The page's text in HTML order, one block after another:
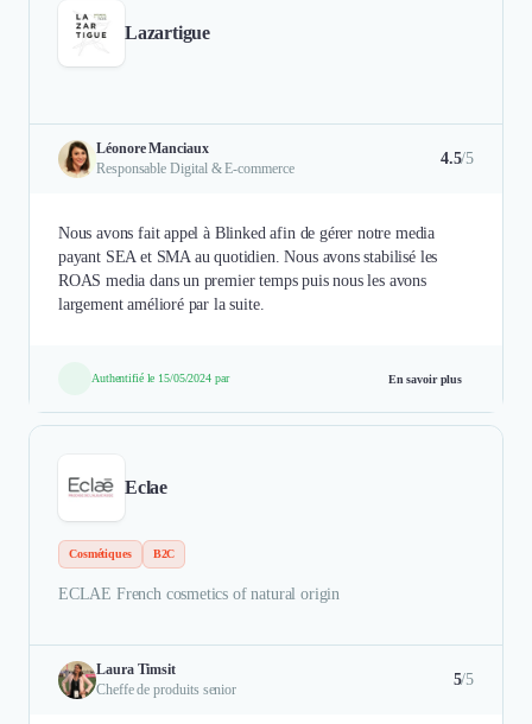
Lazartigue
Léonore Manciaux
Responsable Digital & E-commerce
4.5/5
Nous avons fait appel à Blinked afin de gérer notre media
payant SEA et SMA au quotidien. Nous avons stabilisé les
ROAS media dans un premier temps puis nous les avons
largement amélioré par la suite.
Authentifié le 15/05/2024 par En savoir plus
Eclae
Cosmétiques B2C
ECLAE French cosmetics of natural origin
Laura Timsit
Cheffe de produits senior
5/5